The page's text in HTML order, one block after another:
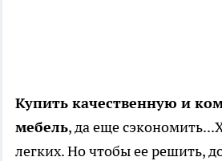
Купить качественную и
мебель, да еще
легких. Но чтобы ее решить,